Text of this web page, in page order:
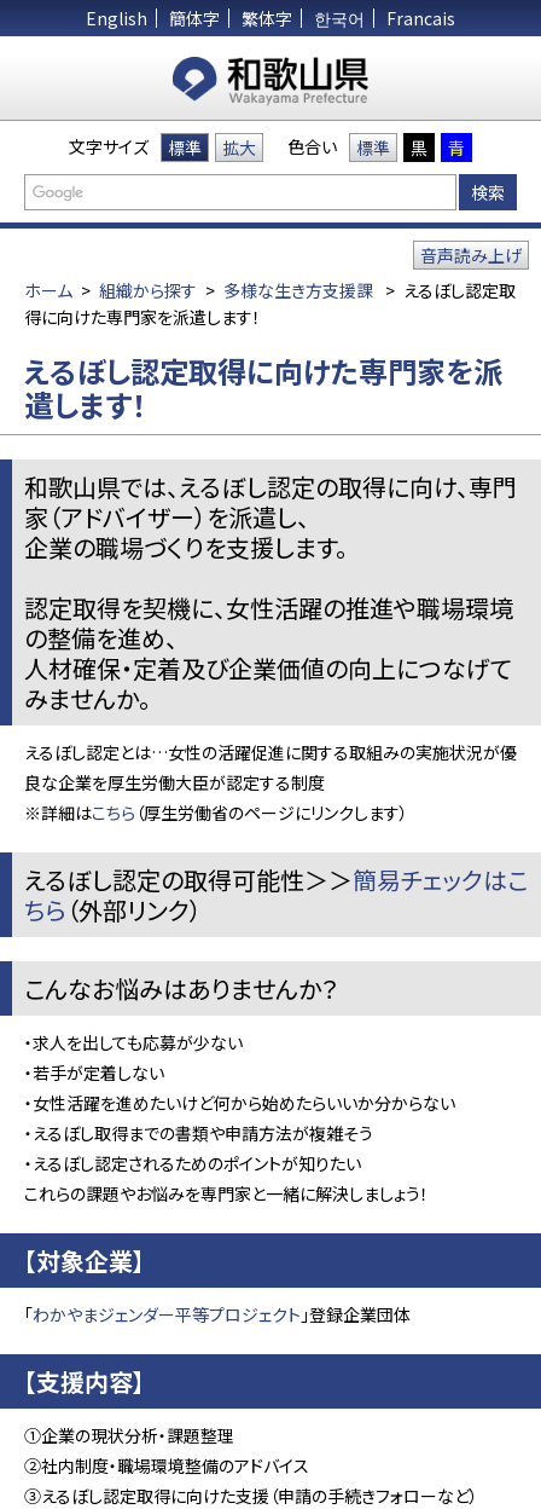
English 簡体字 繁体字 한국어 Francais
文字サイズ 標準 拡大 色合い 標準 黒 青
ホーム > 組織から探す > 多様な生き方支援課 > えるぼし認定取
得に向けた専門家を派遣します！
音声読み上げ
えるぼし認定取得に向けた専門家を派
遣します！
和歌山県では、えるぼし認定の取得に向け、専門
家（アドバイザー）を派遣し、
企業の職場づくりを支援します。
認定取得を契機に、女性活躍の推進や職場環境
の整備を進め、
人材確保・定着及び企業価値の向上につなげて
みませんか。
えるぼし認定とは…女性の活躍促進に関する取組みの実施状況が優
良な企業を厚生労働大臣が認定する制度
※詳細はこちら （厚生労働省のページにリンクします）
えるぼし認定の取得可能性＞＞簡易チェックはこ
ちら （外部リンク）
こんなお悩みはありませんか？
・求人を出しても応募が少ない
・若手が定着しない
・女性活躍を進めたいけど何から始めたらいいか分からない
・えるぼし取得までの書類や申請方法が複雑そう
・えるぼし認定されるためのポイントが知りたい
これらの課題やお悩みを専門家と一緒に解決しましょう！
【対象企業】
「わかやまジェンダー平等プロジェクト 」登録企業団体
【支援内容】
①企業の現状分析・課題整理
②社内制度・職場環境整備のアドバイス
③えるぼし認定取得に向けた支援（申請の手続きフォローなど）